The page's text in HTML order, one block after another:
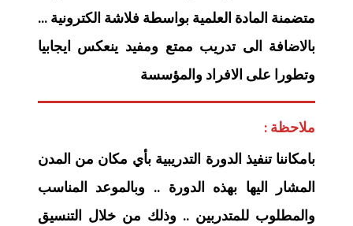
متضمنة المادة العلمية بواسطة فلاشة الكترونية …
بالاضافة الى تدريب ممتع ومفيد ينعكس ايجابيا
وتطورا على الافراد والمؤسسة
ملاحظة :
بامكاننا تنفيذ الدورة التدريبية بأي مكان من المدن
المشار اليها بهذه الدورة .. وبالموعد المناسب
والمطلوب للمتدربين .. وذلك من خلال التنسيق